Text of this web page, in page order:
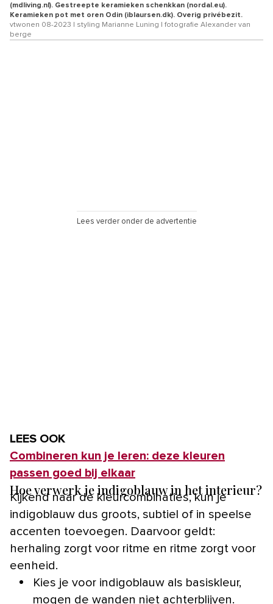
(mdliving.nl). Gestreepte keramieken schenkkan (nordal.eu).
Keramieken pot met oren Odin (iblaursen.dk). Overig privébezit.
vtwonen 08-2023 | styling Marianne Luning | fotografie Alexander van
berge
Lees verder onder de advertentie
LEES OOK
Combineren kun je leren: deze kleuren
passen goed bij elkaar
Hoe verwerk je indigoblauw in het interieur?
Kijkend naar de kleurcombinaties, kun je
indigoblauw dus groots, subtiel of in speelse
accenten toevoegen. Daarvoor geldt:
herhaling zorgt voor ritme en ritme zorgt voor
eenheid.
Kies je voor indigoblauw als basiskleur,
mogen de wanden niet achterblijven.